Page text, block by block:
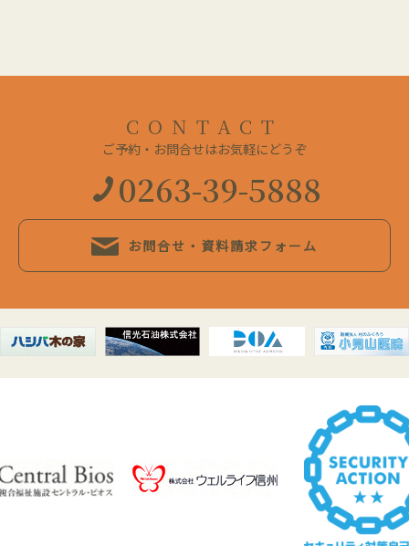
CONTACT
ご予約・お問合せはお気軽にどうぞ
0263-39-5888
お問合せ・資料請求フォーム